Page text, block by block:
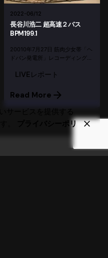
2022-06/12
長谷川浩二 超高速２バス
BPM199.1
20010年7月27日 筋肉少女帯「ヘ
ドバン発電所」レコーディング・
数年でもかなりのものです
画を、ご紹介します！！！ という
わけで、前回のblogネタの答え
は...
LIVEレポート
Read More
サービスを提供する
。
プライバシーポリ